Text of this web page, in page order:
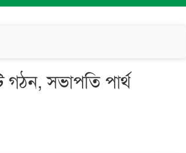
গঠন, সভাপতি পার্থ